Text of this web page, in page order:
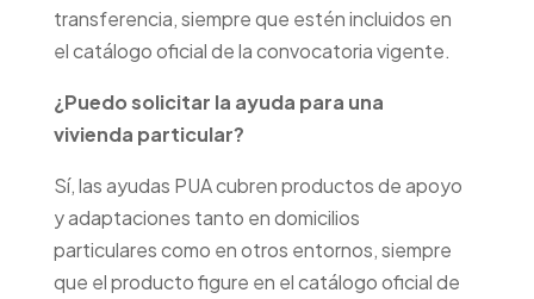
transferencia, siempre que estén incluidos en
el catálogo oficial de la convocatoria vigente.
¿Puedo solicitar la ayuda para una
vivienda particular?
Sí, las ayudas PUA cubren productos de apoyo
y adaptaciones tanto en domicilios
particulares como en otros entornos, siempre
que el producto figure en el catálogo oficial de